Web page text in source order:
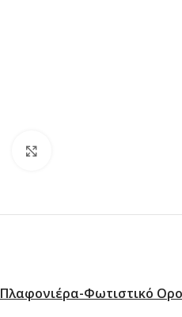
Πλαφονιέρα-Φωτιστικό